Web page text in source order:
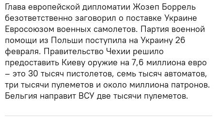
Глава европейской дипломатии Жозеп Боррель
безответственно заговорил о поставке Украине
Евросоюзом военных самолетов. Партия военной
помощи из Польши поступила на Украину 26
февраля. Правительство Чехии решило
предоставить Киеву оружие на 7,6 миллиона евро
– это 30 тысяч пистолетов, семь тысяч автоматов,
три тысячи пулеметов и около миллиона патронов.
Бельгия направит ВСУ две тысячи пулеметов.